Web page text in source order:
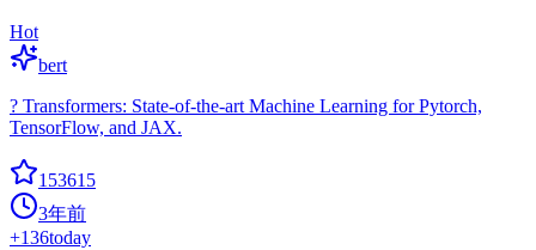
Hot
bert
? Transformers: State-of-the-art Machine Learning for Pytorch,
TensorFlow, and JAX.
153615
3年前
+136today